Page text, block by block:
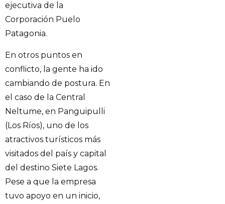
ejecutiva de la
Corporación Puelo
Patagonia.
En otros puntos en
conflicto, la gente ha ido
cambiando de postura. En
el caso de la Central
Neltume, en Panguipulli
(Los Ríos), uno de los
atractivos turísticos más
visitados del país y capital
del destino Siete Lagos.
Pese a que la empresa
tuvo apoyo en un inicio,